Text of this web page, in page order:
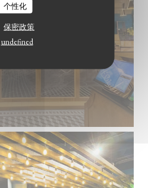
个性化
保密政策
undefined